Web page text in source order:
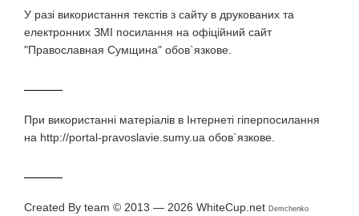
У разi використання текстiв з сайту в друкованих та
електронних ЗМI посилання на офіційний сайт
"Православная Сумщина" обов`язкове.
При використаннi матерiалiв в Iнтернетi гiперпосилання
на http://portal-pravoslavie.sumy.ua обов`язкове.
Created By team © 2013 — 2026 WhiteCup.net Demchenko